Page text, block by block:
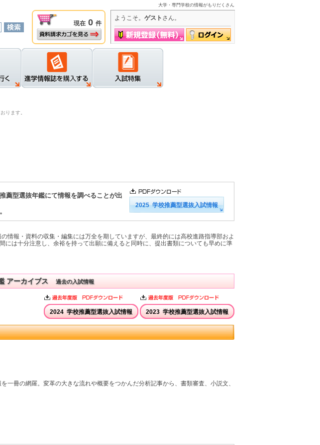
大学・専門学校の情報がもりだくさん
現在 0 件
ログイン
ようこそ。 ゲスト さん。
ります。
薦型選抜年鑑にて情報を調べることが出
2025 学校推薦型選抜入試情報
情報・資料の収集・編集には万全を期していますが、最終的には高校進路指導部およ
は十分注意し、余裕を持って出願に備えると同時に、提出書類についても早めに準
アーカイブス 過去の入試情報
2024 学校推薦型選抜入試情報 2023 学校推薦型選抜入試情報
冊の網羅。変革の大きな流れや概要をつかんだ分析記事から、書類審査、小説文、